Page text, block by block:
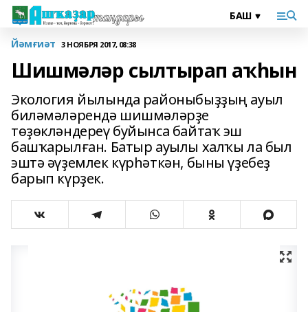
Йәмғиәт 3 НОЯБРЯ 2017, 08:38
Шишмәләр сылтырап аҡһын
Экология йылында районыбыҙҙың ауыл
биләмәләрендә шишмәләрҙе
төҙөкләндереү буйынса байтаҡ эш
башҡарылған. Батыр ауылы халҡы ла был
эштә әүҙемлек күрһәткән, быны үҙебеҙ
барып күрҙек.